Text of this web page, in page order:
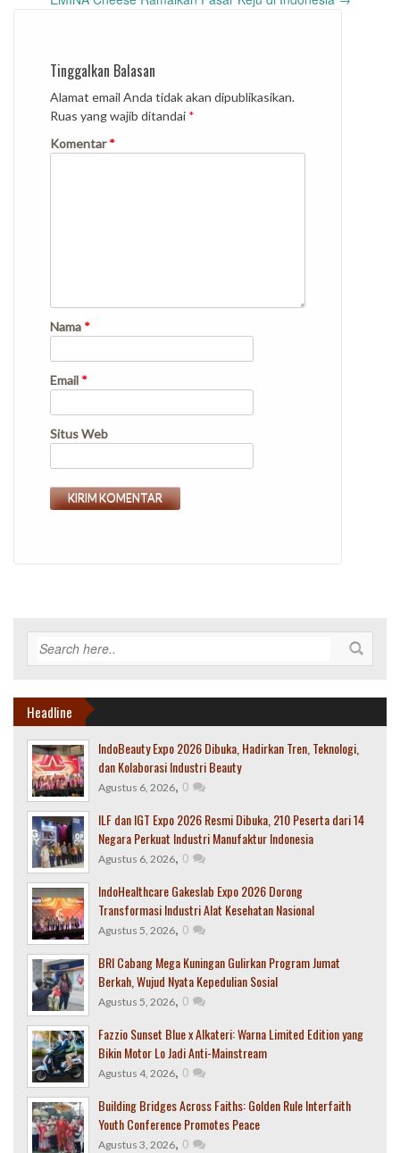
Tinggalkan Balasan
Alamat email Anda tidak akan dipublikasikan.
Ruas yang wajib ditandai *
Komentar*
Nama *
Email *
Situs Web
Headline
IndoBeauty Expo 2026 Dibuka, Hadirkan Tren, Teknologi,
dan Kolaborasi Industri Beauty
Agustus 6, 2026, 0
ILF dan IGT Expo 2026 Resmi Dibuka, 210 Peserta dari 14
Negara Perkuat Industri Manufaktur Indonesia
Agustus 6, 2026, 0
IndoHealthcare Gakeslab Expo 2026 Dorong
Transformasi Industri Alat Kesehatan Nasional
Agustus 5, 2026, 0
BRI Cabang Mega Kuningan Gulirkan Program Jumat
Berkah, Wujud Nyata Kepedulian Sosial
Agustus 5, 2026, 0
Fazzio Sunset Blue x Alkateri: Warna Limited Edition yang
Bikin Motor Lo Jadi Anti-Mainstream
Agustus 4, 2026, 0
Building Bridges Across Faiths: Golden Rule Interfaith
Youth Conference Promotes Peace
Agustus 3, 2026, 0